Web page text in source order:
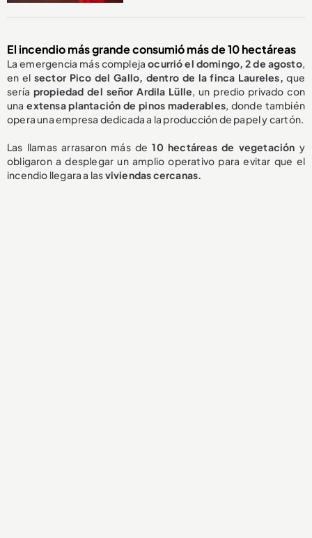
El incendio más grande consumió más de 10 hectáreas
La emergencia más complejaocurrió el domingo, 2 de agosto,
en el sector Pico del Gallo, dentro de la finca Laureles, que
sería propiedad del señor Ardila Lülle, un predio privado con
unaextensa plantación de pinos maderables, donde también
opera una empresa dedicada a la producción de papel y cartón.
Las llamas arrasaron más de10 hectáreas de vegetación y
obligaron a desplegar un amplio operativo para evitar que el
incendio llegara a lasviviendas cercanas.